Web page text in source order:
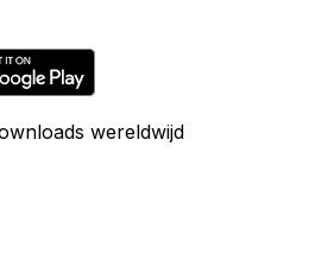
wereldwijd